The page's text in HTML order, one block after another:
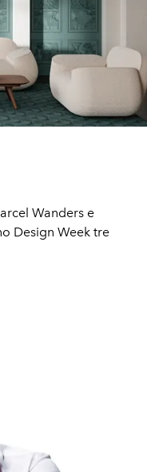
Wanders e
Design Week tre